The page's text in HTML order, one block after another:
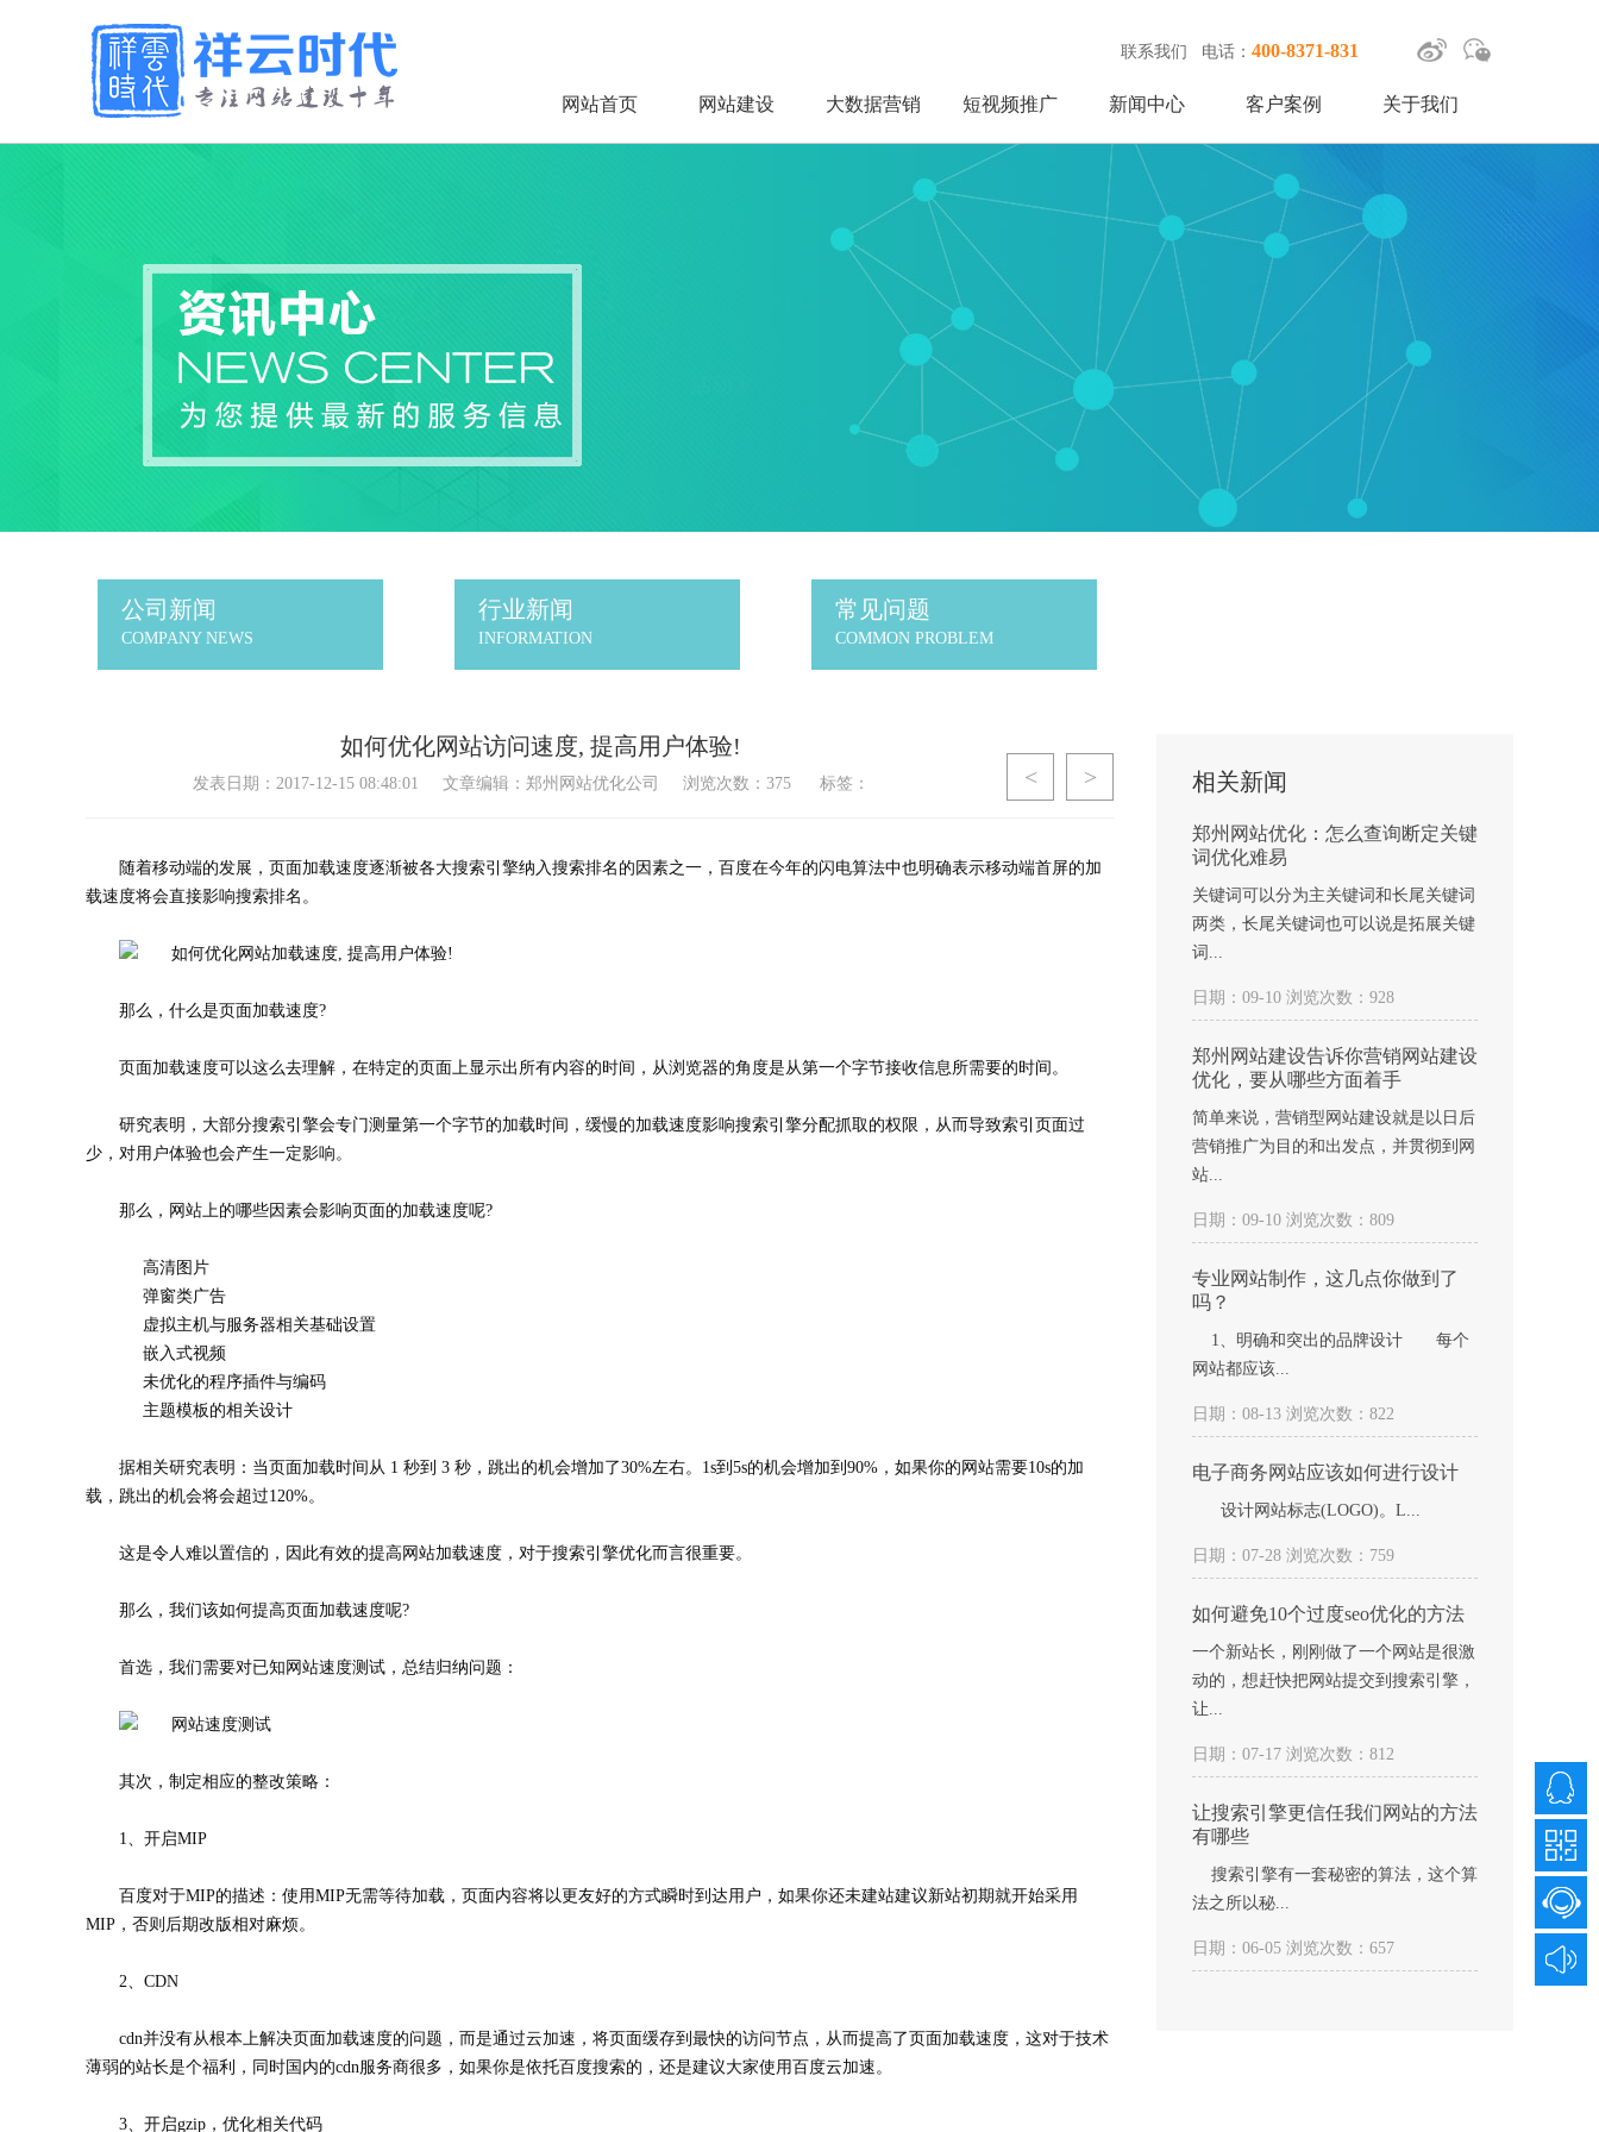
联系我们 电话： 400-8371-831
网站首页 网站建设 大数据营销 短视频推广 新闻中心 客户案例 关于我们
公司新闻
COMPANY NEWS
行业新闻
INFORMATION
常见问题
COMMON PROBLEM
< >
如何优化网站访问速度, 提高用户体验!
发表日期：2017-12-15 08:48:01 文章编辑：郑州网站优化公司 浏览次数： 375 标签：
随着移动端的发展，页面加载速度逐渐被各大搜索引擎纳入搜索排名的因素之一，百度在今年的闪电算法中也明确表示移动端首屏的加
载速度将会直接影响搜索排名。
那么，什么是页面加载速度?
页面加载速度可以这么去理解，在特定的页面上显示出所有内容的时间，从浏览器的角度是从第一个字节接收信息所需要的时间。
研究表明，大部分搜索引擎会专门测量第一个字节的加载时间，缓慢的加载速度影响搜索引擎分配抓取的权限，从而导致索引页面过
少，对用户体验也会产生一定影响。
那么，网站上的哪些因素会影响页面的加载速度呢?
高清图片
弹窗类广告
虚拟主机与服务器相关基础设置
嵌入式视频
未优化的程序插件与编码
主题模板的相关设计
据相关研究表明：当页面加载时间从 1 秒到 3 秒，跳出的机会增加了30%左右。1s到5s的机会增加到90%，如果你的网站需要10s的加
载，跳出的机会将会超过120%。
这是令人难以置信的，因此有效的提高网站加载速度，对于搜索引擎优化而言很重要。
那么，我们该如何提高页面加载速度呢?
首选，我们需要对已知网站速度测试，总结归纳问题：
其次，制定相应的整改策略：
1、开启MIP
百度对于MIP的描述：使用MIP无需等待加载，页面内容将以更友好的方式瞬时到达用户，如果你还未建站建议新站初期就开始采用
MIP，否则后期改版相对麻烦。
2、CDN
cdn并没有从根本上解决页面加载速度的问题，而是通过云加速，将页面缓存到最快的访问节点，从而提高了页面加载速度，这对于技术
薄弱的站长是个福利，同时国内的cdn服务商很多，如果你是依托百度搜索的，还是建议大家使用百度云加速。
3、开启gzip，优化相关代码
相关新闻
郑州网站优化：怎么查询断定关键
词优化难易
关键词可以分为主关键词和长尾关键词
两类，长尾关键词也可以说是拓展关键
词...
日期：09-10 浏览次数：928
郑州网站建设告诉你营销网站建设
优化，要从哪些方面着手
简单来说，营销型网站建设就是以日后
营销推广为目的和出发点，并贯彻到网
站...
日期：09-10 浏览次数：809
专业网站制作，这几点你做到了
吗？
1、明确和突出的品牌设计 每个
网站都应该...
日期：08-13 浏览次数：822
电子商务网站应该如何进行设计
设计网站标志(LOGO)。L...
日期：07-28 浏览次数：759
如何避免10个过度seo优化的方法
一个新站长，刚刚做了一个网站是很激
动的，想赶快把网站提交到搜索引擎，
让...
日期：07-17 浏览次数：812
让搜索引擎更信任我们网站的方法
有哪些
搜索引擎有一套秘密的算法，这个算
法之所以秘...
日期：06-05 浏览次数：657